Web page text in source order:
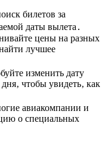
билетов за
даты вылета․
цены на разных
лучшее
изменить дату
чтобы увидеть‚ как
авиакомпании и
о специальных